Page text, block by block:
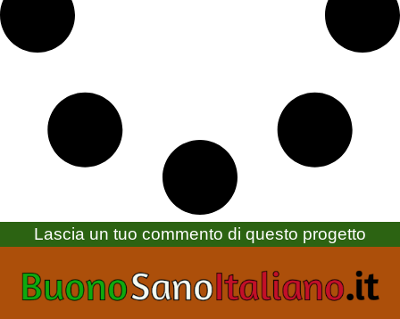
Lascia un tuo commento di questo progetto